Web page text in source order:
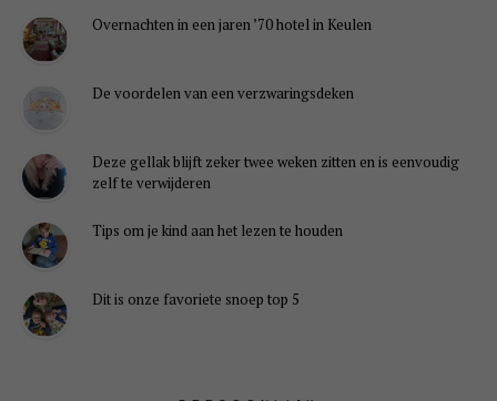
Overnachten in een jaren ’70 hotel in Keulen
De voordelen van een verzwaringsdeken
Deze gellak blijft zeker twee weken zitten en is eenvoudig
zelf te verwijderen
Tips om je kind aan het lezen te houden
Dit is onze favoriete snoep top 5